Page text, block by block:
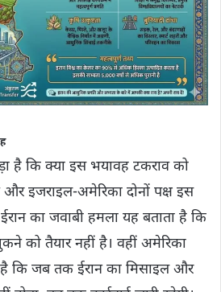
है कि क्या इस भयावह टकराव को
और इजराइल-अमेरिका दोनों पक्ष इस
का जवाबी हमला यह बताता है कि
को तैयार नहीं है। वहीं अमेरिका
कि जब तक ईरान का मिसाइल और